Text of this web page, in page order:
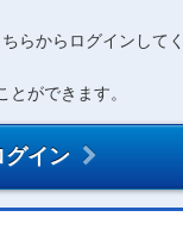
らからログインして
とができます。
グイン